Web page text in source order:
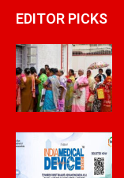
EDITOR PICKS